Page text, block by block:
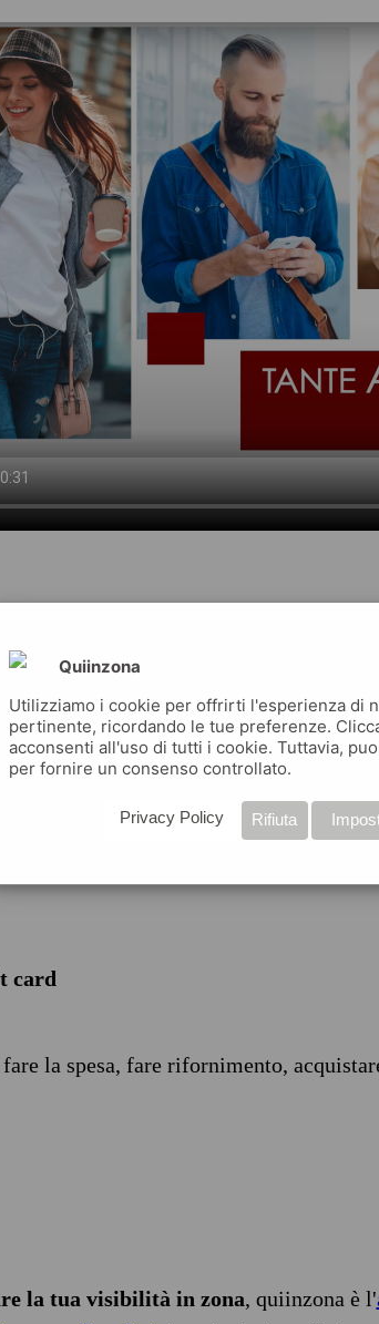
card
la spesa, fare rifornimento,
la tua visibilità in zona, quiinzona è l'
Quiinzona
Utilizziamo i cookie per offrirti l'esperienza di
pertinente, ricordando le tue preferenze.
acconsenti all'uso di tutti i cookie. Tuttavia,
per fornire un consenso controllato.
Rifiuta
Privacy Policy